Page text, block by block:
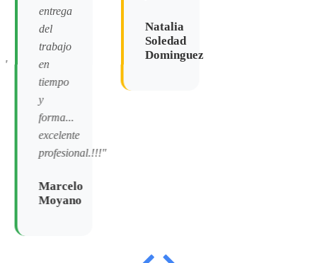
entrega
del
trabajo
en
tiempo
y
forma...
excelente
profesional.!!!"
Marcelo
Moyano
Natalia
Soledad
Dominguez